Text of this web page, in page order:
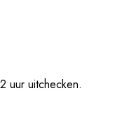
uur uitchecken.